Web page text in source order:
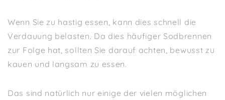
Wenn Sie zu hastig essen, kann dies schnell die
Verdauung belasten. Da dies häufiger Sodbrennen
zur Folge hat, sollten Sie darauf achten, bewusst zu
kauen und langsam zu essen.
Das sind natürlich nur einige der vielen möglichen